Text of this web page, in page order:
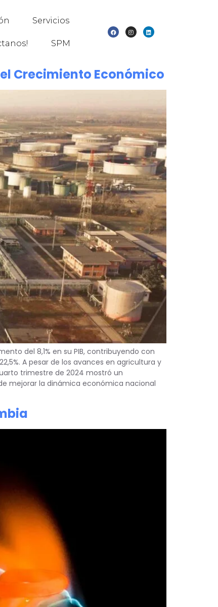
Servicios
SPM
Crecimiento Económico
del 8,1% en su PIB, contribuyendo con
A pesar de los avances en agricultura y
trimestre de 2024 mostró un
mejorar la dinámica económica nacional